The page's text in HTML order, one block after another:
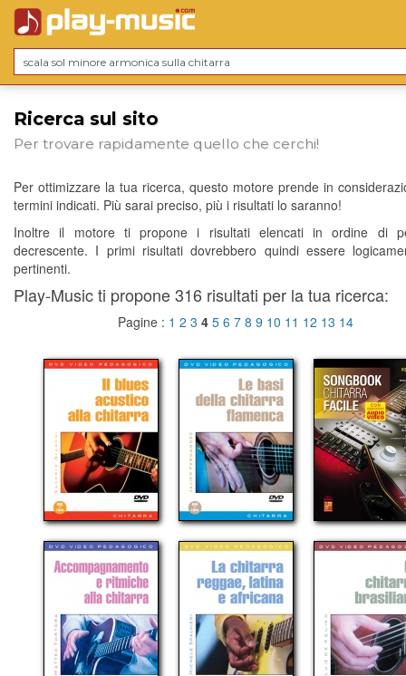
Ricerca sul sito
Per trovare rapidamente quello che cerchi!
Per ottimizzare la tua ricerca, questo motore prende in
termini indicati. Più sarai preciso, più i risultati lo saranno!
Inoltre il motore ti propone i risultati elencati in ordine di
decrescente. I primi risultati dovrebbero quindi essere
pertinenti.
Play-Music ti propone 316 risultati per la tua ricerca:
Pagine : 1 2 3 4 5 6 7 8 9 10 11 12 13 14